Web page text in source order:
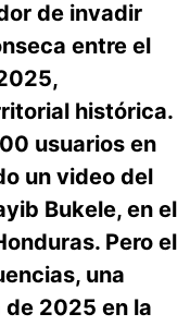
de invadir
entre el
histórica.
usuarios en
un video del
Bukele, en el
Pero el
una
2025 en la